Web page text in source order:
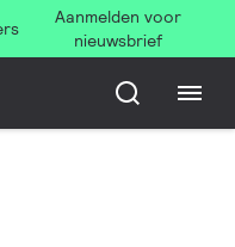
Aanmelden voor
nieuwsbrief